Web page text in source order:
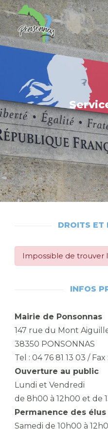
DROITS ET
Impossible de trouver
INFOS
Mairie de Ponsonnas
147 rue du Mont
38350 PONSONNAS
Tel : 04 76 81 13 03 /
Ouverture au public
Lundi et Vendredi
de 8h00 à 12h00 et de
Permanence des élus
Samedi de 10h00 à